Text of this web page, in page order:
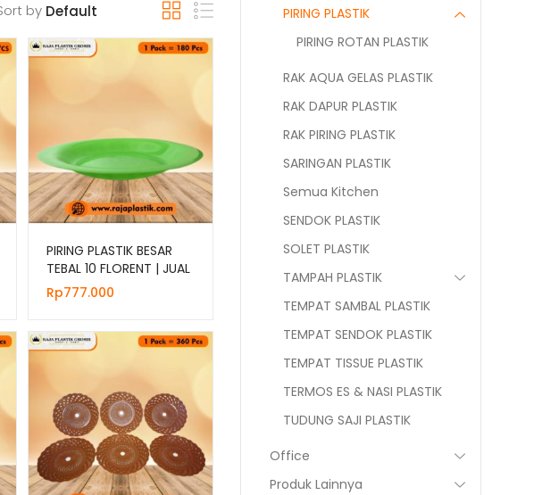
by
PIRING PLASTIK BESAR
TEBAL 10 FLORENT | JUAL
HARGA GROSIR
Rp777.000
PIRING PLASTIK
PIRING ROTAN PLASTIK
RAK AQUA GELAS PLASTIK
RAK DAPUR PLASTIK
RAK PIRING PLASTIK
SARINGAN PLASTIK
Semua Kitchen
SENDOK PLASTIK
SOLET PLASTIK
TAMPAH PLASTIK
TEMPAT SAMBAL PLASTIK
TEMPAT SENDOK PLASTIK
TEMPAT TISSUE PLASTIK
TERMOS ES & NASI PLASTIK
TUDUNG SAJI PLASTIK
Office
Produk Lainnya